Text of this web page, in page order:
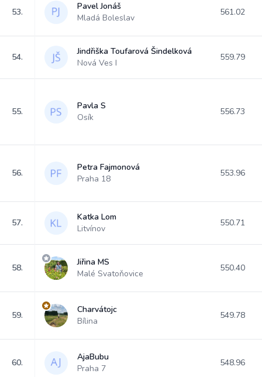
53.
Pavel Jonáš
Mladá Boleslav
561.02
54.
Jindřiška Toufarová Šindelková
Nová Ves I
559.79
55.
Pavla S
Osík
556.73
56.
Petra Fajmonová
Praha 18
553.96
57.
Katka Lom
Litvínov
550.71
58.
Jiřina MS
Malé Svatoňovice
550.40
59.
Charvátojc
Bílina
549.78
60.
AjaBubu
Praha 7
548.96